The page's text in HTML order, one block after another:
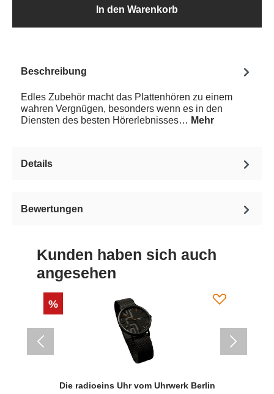
In den Warenkorb
Beschreibung
Edles Zubehör macht das Plattenhören zu einem
wahren Vergnügen, besonders wenn es in den
Diensten des besten Hörerlebnisses… Mehr
Details
Bewertungen
Kunden haben sich auch
angesehen
%
Die radioeins Uhr vom Uhrwerk Berlin